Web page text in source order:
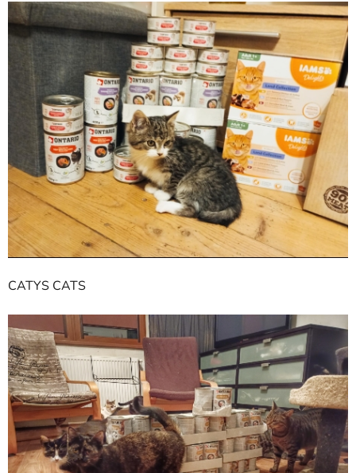
CATYS CATS